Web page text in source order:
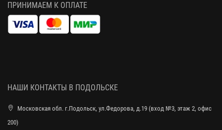
ПРИНИМАЕМ К ОПЛАТЕ
НАШИ КОНТАКТЫ В ПОДОЛЬСКЕ
Московская обл. г.Подольск, ул.Федорова, д.19 (вход №3, этаж 2, офис
200)